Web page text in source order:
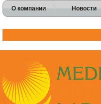
О компании Новости